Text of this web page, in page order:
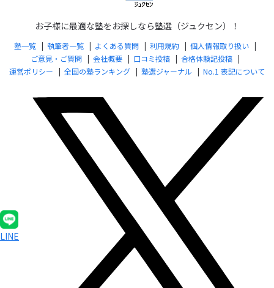
お子様に最適な塾をお探しなら塾選（ジュクセン）！
塾一覧 執筆者一覧 よくある質問 利用規約
個人情報取り扱い
ご意見・ご質問
会社概要 口コミ投稿
合格体験記投稿
運営ポリシー
全国の塾ランキング 塾選ジャーナル No.1 表記について
LINE